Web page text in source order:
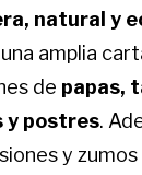
natural y
amplia
de papas,
y postres.
y zumos